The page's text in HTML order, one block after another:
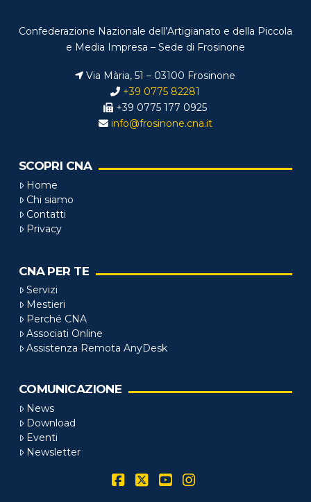
Confederazione Nazionale dell’Artigianato e della Piccola
e Media Impresa – Sede di Frosinone
Via Mària, 51 – 03100 Frosinone
+39 0775 82281
+39 0775 177 0925
info@frosinone.cna.it
SCOPRI CNA
Home
Chi siamo
Contatti
Privacy
CNA PER TE
Servizi
Mestieri
Perché CNA
Associati Online
Assistenza Remota AnyDesk
COMUNICAZIONE
News
Download
Eventi
Newsletter